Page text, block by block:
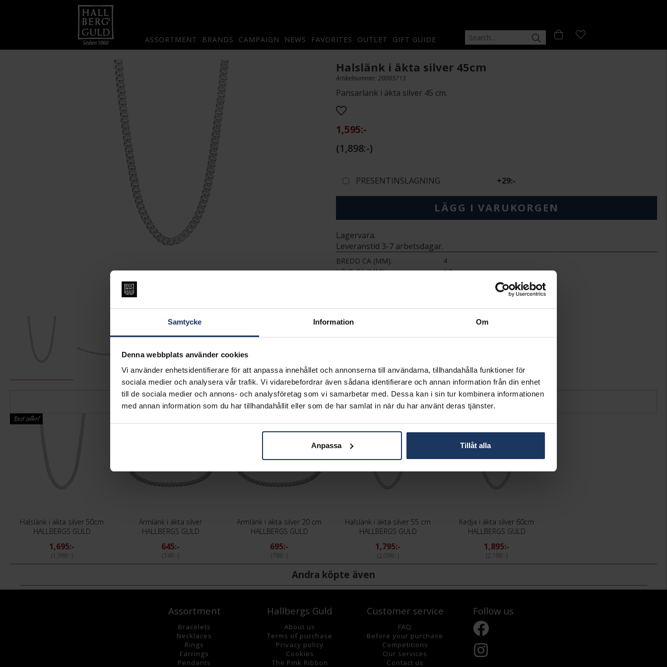
Samtycke Information Om
Denna webbplats använder cookies
Vi använder enhetsidentifierare för att anpassa innehållet och annonserna till användarna, tillhandahålla funktioner för
sociala medier och analysera vår trafik. Vi vidarebefordrar även sådana identifierare och annan information från din enhet
till de sociala medier och annons- och analysföretag som vi samarbetar med. Dessa kan i sin tur kombinera informationen
med annan information som du har tillhandahållit eller som de har samlat in när du har använt deras tjänster.
Anpassa Tillåt alla
ASSORTMENT BRANDS CAMPAIGN NEWS FAVORITES OUTLET GIFT GUIDE
Halslänk i äkta silver 45cm
Artikelnummer: 20005713
Pansarlänk i äkta silver 45 cm.
1,595:-
1,898:-
PRESENTINSLAGNING +29:-
LÄGG I VARUKORGEN
Lagervara.
Leveranstid 3-7 arbetsdagar.
BREDD CA (MM)
4
HÖJD CA (MM)
1.9
Matchande produkter och andra varianter
Best seller!
Halslänk i äkta silver 50cm
HALLBERGS GULD
1,695:-
1,998:-
Armlänk i äkta silver
HALLBERGS GULD
645:-
749:-
Armlänk i äkta silver 20 cm
HALLBERGS GULD
695:-
798:-
Halslänk i äkta silver 55 cm
HALLBERGS GULD
1,795:-
2,098:-
Kedja i äkta silver 60cm
HALLBERGS GULD
1,895:-
2,198:-
Andra köpte även
Assortment
Bracelets
Necklaces
Rings
Earrings
Pendants
Hallbergs Guld
About us
Terms of purchase
Privacy policy
Cookies
The Pink Ribbon
Customer service
FAQ
Before your purchase
Competitions
Our services
Contact us
Follow us